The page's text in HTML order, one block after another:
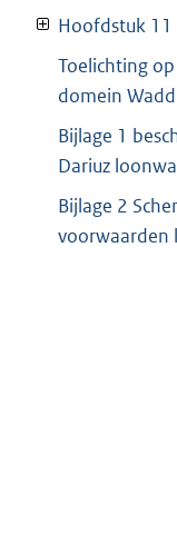
Hoofdstuk
Toelichting
domein
Bijlage 1
Dariuz
Bijlage 2
voorwaarden